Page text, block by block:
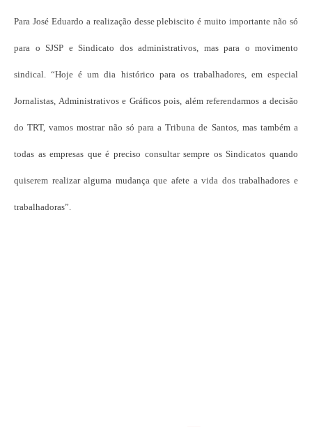
Para José Eduardo a realização desse plebiscito é muito importante não só
para o SJSP e Sindicato dos administrativos, mas para o movimento
sindical. “Hoje é um dia histórico para os trabalhadores, em especial
Jornalistas, Administrativos e Gráficos pois, além referendarmos a decisão
do TRT, vamos mostrar não só para a Tribuna de Santos, mas também a
todas as empresas que é preciso consultar sempre os Sindicatos quando
quiserem realizar alguma mudança que afete a vida dos trabalhadores e
trabalhadoras”.